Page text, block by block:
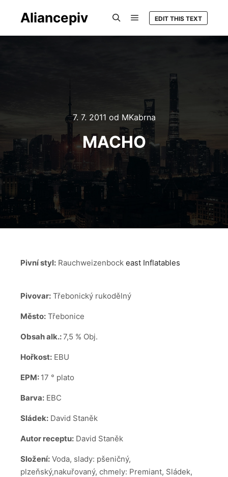
Aliancepiv EDIT THIS TEXT
7. 7. 2011 od MKabrna
MACHO
Pivní styl: Rauchweizenbock east Inflatables
Pivovar: Třebonický rukodělný
Město: Třebonice
Obsah alk.:7,5 % Obj.
Hořkost: EBU
EPM: 17 ° plato
Barva: EBC
Sládek: David Staněk
Autor receptu: David Staněk
Složení: Voda, slady: pšeničný,
plzeňský,nakuřovaný, chmely: Premiant, Sládek,